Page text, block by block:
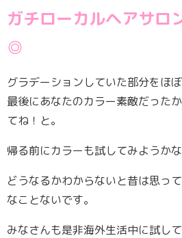
ガチローカルヘアサロ
◎
グラデーションしていた部分をほ
最後にあなたのカラー素敵だった
てね！と。
帰る前にカラーも試してみようか
どうなるかわからないと昔は思っ
なことないです。
みなさんも是非海外生活中に試し